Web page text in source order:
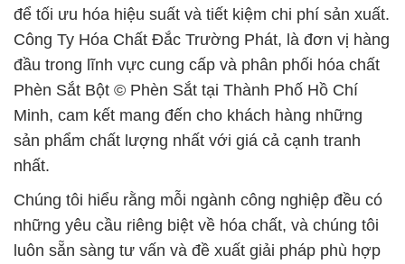
để tối ưu hóa hiệu suất và tiết kiệm chi phí sản xuất.
Công Ty Hóa Chất Đắc Trường Phát, là đơn vị hàng
đầu trong lĩnh vực cung cấp và phân phối hóa chất
Phèn Sắt Bột © Phèn Sắt tại Thành Phố Hồ Chí
Minh, cam kết mang đến cho khách hàng những
sản phẩm chất lượng nhất với giá cả cạnh tranh
nhất.
Chúng tôi hiểu rằng mỗi ngành công nghiệp đều có
những yêu cầu riêng biệt về hóa chất, và chúng tôi
luôn sẵn sàng tư vấn và đề xuất giải pháp phù hợp